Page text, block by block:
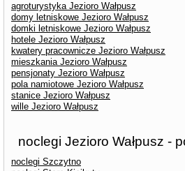
agroturystyka Jezioro Wałpusz
domy letniskowe Jezioro Wałpusz
domki letniskowe Jezioro Wałpusz
hotele Jezioro Wałpusz
kwatery pracownicze Jezioro Wałpusz
mieszkania Jezioro Wałpusz
pensjonaty Jezioro Wałpusz
pola namiotowe Jezioro Wałpusz
stanice Jezioro Wałpusz
wille Jezioro Wałpusz
noclegi Jezioro Wałpusz -
noclegi Szczytno